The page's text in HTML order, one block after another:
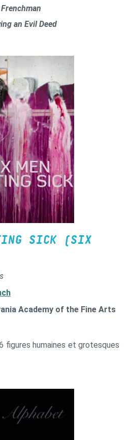
an Evil Deed
SICK (SIX
Academy of the Fine Arts
figures humaines et grotesques